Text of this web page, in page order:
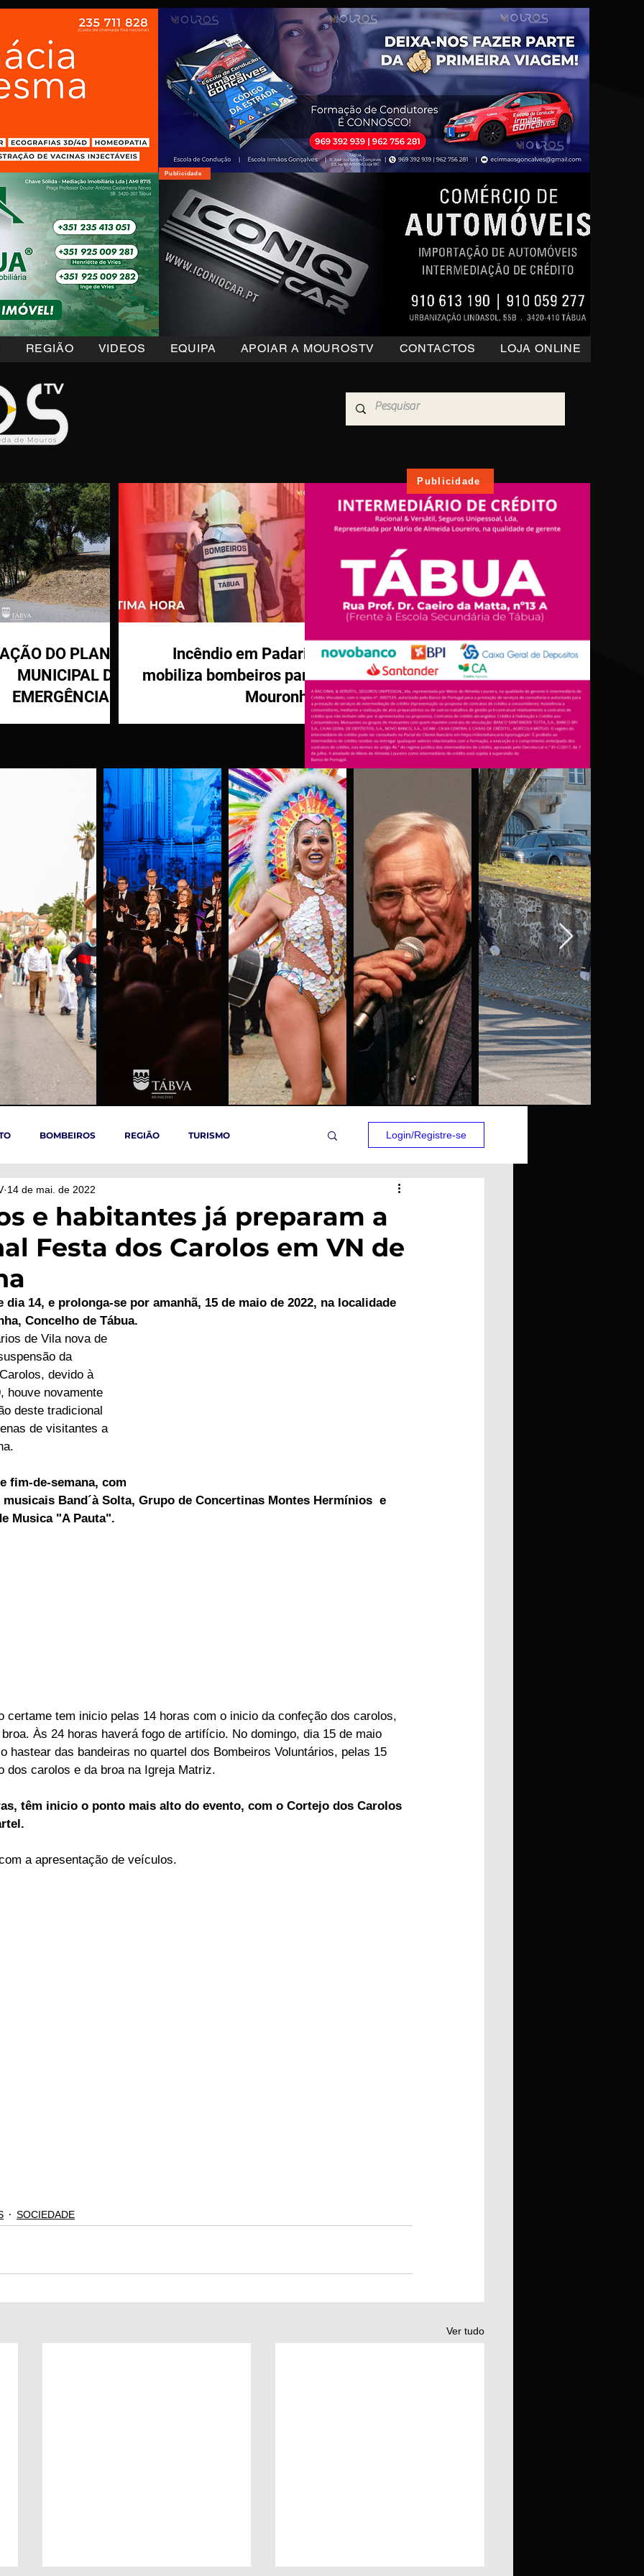
REGIÃO VIDEOS EQUIPA APOIAR A MOUROSTV CONTACTOS LOJA ONLINE
Publicidade
DO PLANO
MUNICIPAL DE
EMERGÊNCIA E
Incêndio em Padaria
mobiliza bombeiros para
Mouronho
Publicidade
BOMBEIROS REGIÃO TURISMO
TÁBUA ARGANIL
19 ARTIGOS Politica POLITICA SAÚDE
ELEIÇÕES SABORES E SABERES TEMPO
Login/Registre-se
e habitantes já preparam a
Festa dos Carolos em VN de
14 de mai. de 2022
dia 14, e prolonga-se por amanhã, 15 de maio de 2022, na localidade
Concelho de Tábua.
de Vila nova de
da
devido à
houve novamente
deste tradicional
de visitantes a
fim-de-semana, com
Band´à Solta, Grupo de Concertinas Montes Hermínios  e
Musica "A Pauta".
certame tem inicio pelas 14 horas com o inicio da confeção dos carolos,
Às 24 horas haverá fogo de artifício. No domingo, dia 15 de maio
hastear das bandeiras no quartel dos Bombeiros Voluntários, pelas 15
dos carolos e da broa na Igreja Matriz.
têm inicio o ponto mais alto do evento, com o Cortejo dos Carolos
a apresentação de veículos.
SOCIEDADE
Ver tudo